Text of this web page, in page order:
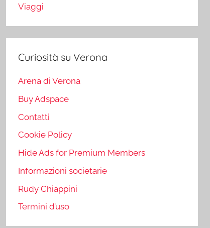
Viaggi
Curiosità su Verona
Arena di Verona
Buy Adspace
Contatti
Cookie Policy
Hide Ads for Premium Members
Informazioni societarie
Rudy Chiappini
Termini d’uso